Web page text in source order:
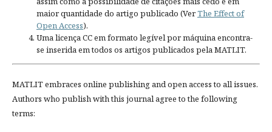
maior quantidade do artigo publicado (VerThe Effect of
Open Access).
Uma licença CC em formato legível por máquina encontra-
se inserida em todos os artigos publicados pela MATLIT.
MATLIT embraces online publishing and open access to all issues.
Authors who publish with this journal agree to the following
terms: